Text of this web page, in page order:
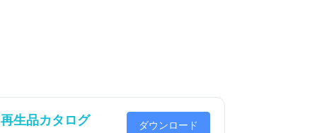
生品カタログ ダウンロード